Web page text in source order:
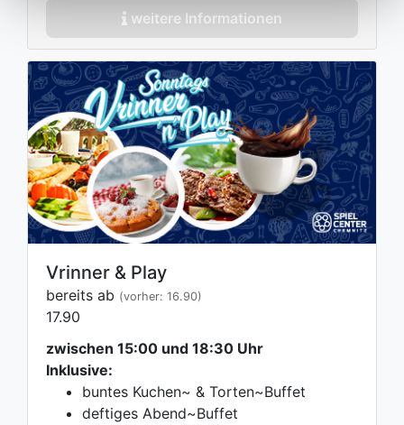
weitere Informationen
Vrinner & Play
bereits ab (vorher: 16.90)
17.90
zwischen 15:00 und 18:30 Uhr
Inklusive:
buntes Kuchen~ & Torten~Buffet
deftiges Abend~Buffet